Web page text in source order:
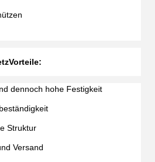
Vorteile:
dennoch hohe Festigkeit
Struktur
Versand